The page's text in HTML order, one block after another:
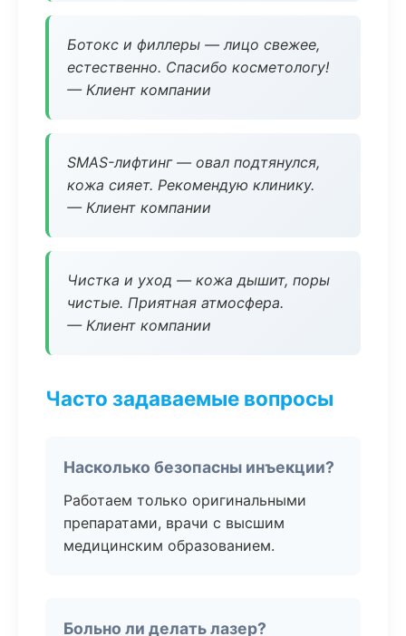
Ботокс и филлеры — лицо свежее,
естественно. Спасибо косметологу!
— Клиент компании
SMAS-лифтинг — овал подтянулся,
кожа сияет. Рекомендую клинику.
— Клиент компании
Чистка и уход — кожа дышит, поры
чистые. Приятная атмосфера.
— Клиент компании
Часто задаваемые вопросы
Насколько безопасны инъекции?
Работаем только оригинальными
препаратами, врачи с высшим
медицинским образованием.
Больно ли делать лазер?